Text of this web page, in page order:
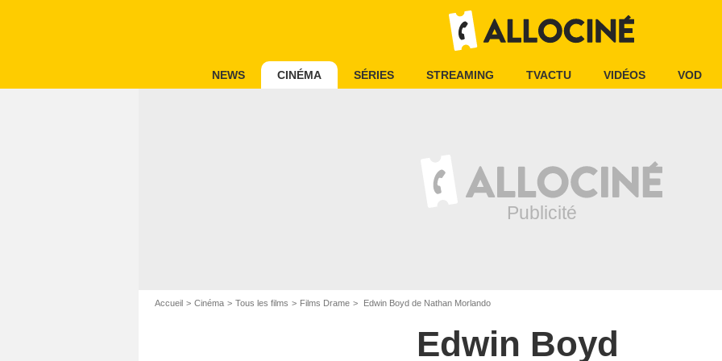
NEWS CINÉMA SÉRIES STREAMING TVACTU VIDÉOS VOD
Accueil Cinéma Tous les films Films Drame Edwin Boyd de Nathan Morlando
Edwin Boyd